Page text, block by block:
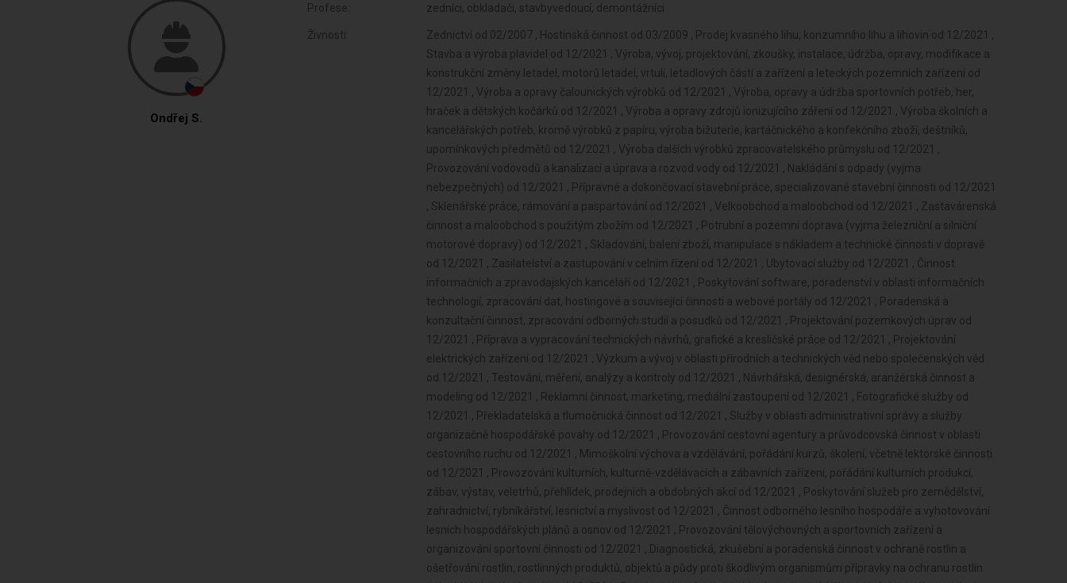
Ondřej S.
Profese: zedníci, obkladači, stavbyvedoucí, demontážníci
Živnosti: Zednictví od 02/2007 , Hostinská činnost od 03/2009 , Prodej kvasného lihu, konzumního lihu a lihovin od 12/2021 , Stavba a výroba plavidel od 12/2021 , Výroba, vývoj, projektování, zkoušky, instalace, údržba, opravy, modifikace a konstrukční změny letadel, motorů letadel, vrtulí, letadlových částí a zařízení a leteckých pozemních zařízení od 12/2021 , Výroba a opravy čalounických výrobků od 12/2021 , Výroba, opravy a údržba sportovních potřeb, her, hraček a dětských kočárků od 12/2021 , Výroba a opravy zdrojů ionizujícího záření od 12/2021 , Výroba školních a kancelářských potřeb, kromě výrobků z papíru, výroba bižuterie, kartáčnického a konfekčního zboží, deštníků, upomínkových předmětů od 12/2021 , Výroba dalších výrobků zpracovatelského průmyslu od 12/2021 , Provozování vodovodů a kanalizací a úprava a rozvod vody od 12/2021 , Nakládání s odpady (vyjma nebezpečných) od 12/2021 , Přípravné a dokončovací stavební práce, specializované stavební činnosti od 12/2021 , Sklenářské práce, rámování a paspartování od 12/2021 , Velkoobchod a maloobchod od 12/2021 , Zastavárenská činnost a maloobchod s použitým zbožím od 12/2021 , Potrubní a pozemní doprava (vyjma železniční a silniční motorové dopravy) od 12/2021 , Skladování, balení zboží, manipulace s nákladem a technické činnosti v dopravě od 12/2021 , Zasilatelství a zastupování v celním řízení od 12/2021 , Ubytovací služby od 12/2021 , Činnost informačních a zpravodajských kanceláří od 12/2021 , Poskytování software, poradenství v oblasti informačních technologií, zpracování dat, hostingové a související činnosti a webové portály od 12/2021 , Poradenská a konzultační činnost, zpracování odborných studií a posudků od 12/2021 , Projektování pozemkových úprav od 12/2021 , Příprava a vypracování technických návrhů, grafické a kresličské práce od 12/2021 , Projektování elektrických zařízení od 12/2021 , Výzkum a vývoj v oblasti přírodních a technických věd nebo společenských věd od 12/2021 , Testování, měření, analýzy a kontroly od 12/2021 , Návrhářská, designérská, aranžérská činnost a modeling od 12/2021 , Reklamní činnost, marketing, mediální zastoupení od 12/2021 , Fotografické služby od 12/2021 , Překladatelská a tlumočnická činnost od 12/2021 , Služby v oblasti administrativní správy a služby organizačně hospodářské povahy od 12/2021 , Provozování cestovní agentury a průvodcovská činnost v oblasti cestovního ruchu od 12/2021 , Mimoškolní výchova a vzdělávání, pořádání kurzů, školení, včetně lektorské činnosti od 12/2021 , Provozování kulturních, kulturně-vzdělávacích a zábavních zařízení, pořádání kulturních produkcí, zábav, výstav, veletrhů, přehlídek, prodejních a obdobných akcí od 12/2021 , Poskytování služeb pro zemědělství, zahradnictví, rybníkářství, lesnictví a myslivost od 12/2021 , Činnost odborného lesního hospodáře a vyhotovování lesních hospodářských plánů a osnov od 12/2021 , Provozování tělovýchovných a sportovních zařízení a organizování sportovní činnosti od 12/2021 , Diagnostická, zkušební a poradenská činnost v ochraně rostlin a ošetřování rostlin, rostlinných produktů, objektů a půdy proti škodlivým organismům přípravky na ochranu rostlin nebo biocidními přípravky od 12/2021 , Praní pro domácnost, žehlení, opravy a údržba oděvů, bytového textilu a osobního zboží od 12/2021 , Opravy a údržba potřeb pro domácnost, předmětů kulturní povahy, výrobků jemné mechaniky, optických přístrojů a měřidel od 12/2021 , Nakládání s reprodukčním materiálem lesních dřevin od 12/2021 , Poskytování služeb osobního charakteru a pro osobní hygienu od 12/2021 , Úprava nerostů, dobývání rašeliny a bahna od 12/2021 , Chov zvířat a jejich výcvik (s výjimkou živočišné výroby) od 12/2021 , Poskytování služeb pro rodinu a domácnost od 12/2021 , Výroba potravinářských a škrobárenských výrobků od 12/2021 , Poskytování služeb pro právnické osoby a svěřenské fondy od 12/2021 , Pěstitelské pálení od 12/2021 , Poskytování služeb spojených s virtuálním aktivem od 12/2021 , Výroba krmiv